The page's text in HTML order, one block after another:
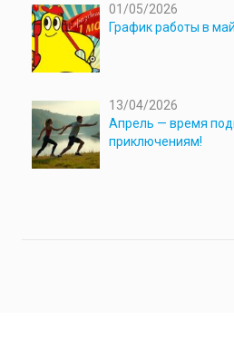
01/05/2026
График работы в
13/04/2026
Апрель — время
приключениям!